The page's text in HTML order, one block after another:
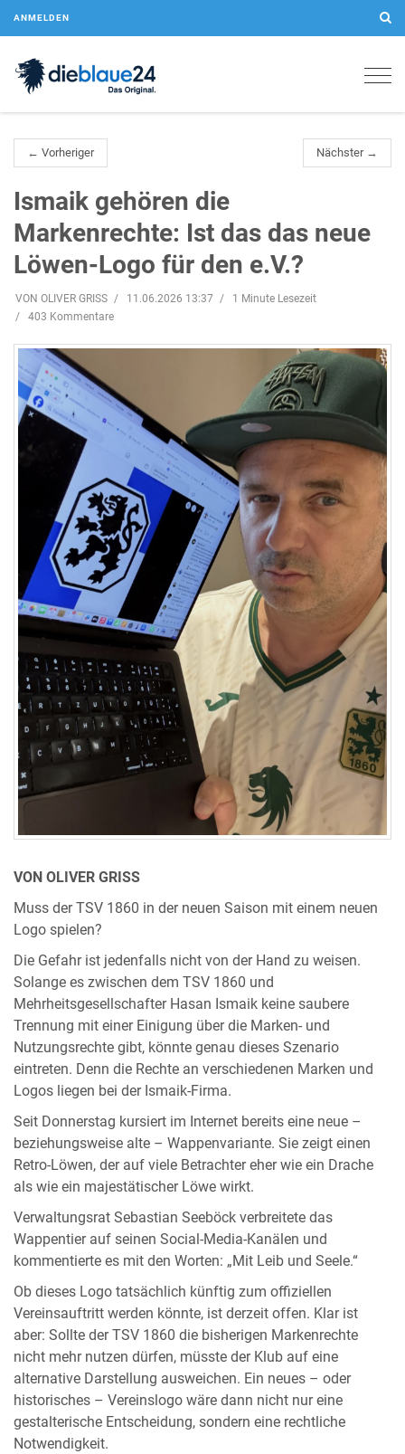
ANMELDEN
← Vorheriger Nächster →
Ismaik gehören die
Markenrechte: Ist das das neue
Löwen-Logo für den e.V.?
VON OLIVER GRISS 11.06.2026 13:37
1 Minute Lesezeit
403 Kommentare
VON OLIVER GRISS
Muss der TSV 1860 in der neuen Saison mit einem neuen
Logo spielen?
Die Gefahr ist jedenfalls nicht von der Hand zu weisen.
Solange es zwischen dem TSV 1860 und
Mehrheitsgesellschafter Hasan Ismaik keine saubere
Trennung mit einer Einigung über die Marken- und
Nutzungsrechte gibt, könnte genau dieses Szenario
eintreten. Denn die Rechte an verschiedenen Marken und
Logos liegen bei der Ismaik-Firma.
Seit Donnerstag kursiert im Internet bereits eine neue –
beziehungsweise alte – Wappenvariante. Sie zeigt einen
Retro-Löwen, der auf viele Betrachter eher wie ein Drache
als wie ein majestätischer Löwe wirkt.
Verwaltungsrat Sebastian Seeböck verbreitete das
Wappentier auf seinen Social-Media-Kanälen und
kommentierte es mit den Worten: „Mit Leib und Seele.“
Ob dieses Logo tatsächlich künftig zum offiziellen
Vereinsauftritt werden könnte, ist derzeit offen. Klar ist
aber: Sollte der TSV 1860 die bisherigen Markenrechte
nicht mehr nutzen dürfen, müsste der Klub auf eine
alternative Darstellung ausweichen. Ein neues – oder
historisches – Vereinslogo wäre dann nicht nur eine
gestalterische Entscheidung, sondern eine rechtliche
Notwendigkeit.